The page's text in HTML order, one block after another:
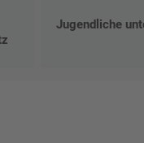
Jugendliche